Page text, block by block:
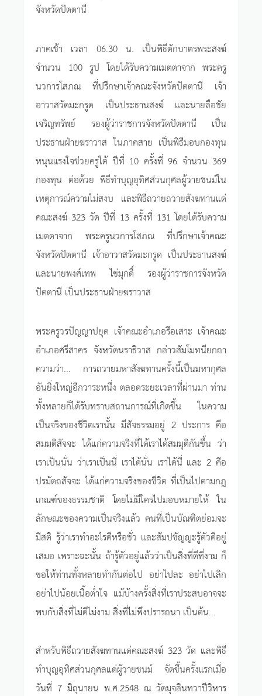
จังหวัดปัตตานี
ภาคเช้า เวลา 06.30 น. เป็นพิธีตักบาตรพระสงฆ์
จำนวน 100 รูป โดยได้รับความเมตตาจาก พระครู
นวการโสภณ ที่ปรึกษาเจ้าคณะจังหวัดปัตตานี เจ้า
อาวาสวัดมะกรูด เป็นประธานสงฆ์ และนายลือชัย
เจริญทรัพย์ รองผู้ว่าราชการจังหวัดปัตตานี เป็น
ประธานฝ่ายฆราวาส ในภาคสาย เป็นพิธีมอบกองทุน
หนุนแรงใจช่วยครูใต้ ปีที่ 10 ครั้งที่ 96 จำนวน 369
กองทุน ต่อด้วย พิธีทำบุญอุทิศส่วนกุศลผู้วายชนม์ใน
เหตุการณ์ความไม่สงบ และพิธีถวายถวายสังฆทานแด่
คณะสงฆ์ 323 วัด ปีที่ 13 ครั้งที่ 131 โดยได้รับความ
เมตตาจาก พระครูนวการโสภณ ที่ปรึกษาเจ้าคณะ
จังหวัดปัตตานี เจ้าอาวาสวัดมะกรูด เป็นประธานสงฆ์
และนายพงศ์เทพ ไข่มุกดิ์ รองผู้ว่าราชการจังหวัด
ปัตตานี เป็นประธานฝ่ายฆราวาส
พระครูวรปัญญาปยุต เจ้าคณะอำเภอรือเสาะ เจ้าคณะ
อำเภอศรีสาคร จังหวัดนราธิวาส กล่าวสัมโมทนียกถา
ความว่า... การถวายมหาสังฆทานครั้งนี้เป็นมหากุศล
อันยิ่งใหญ่อีกวาระหนึ่ง ตลอดระยะเวลาที่ผ่านมา ท่าน
ทั้งหลายก็ได้รับทราบสถานการณ์ที่เกิดขึ้น ในความ
เป็นจริงของชีวิตเรานั้น มีสัจธรรมอยู่ 2 ประการ คือ
สมมติสัจจะ ได้แก่ความจริงที่ได้เราได้สมมุติกันขึ้น ว่า
เราเป็นนั่น ว่าเราเป็นนี่ เราได้นั่น เราได้นี่ และ 2 คือ
ปรมัตถสัจจะ ได้แก่ความจริงของชีวิต ที่เป็นไปตามกฎ
เกณฑ์ของธรรมชาติ โดยไม่มีใครไปมอบหมายให้ ใน
ลักษณะของความเป็นจริงแล้ว คนที่เป็นบัณฑิตย่อมจะ
มีสติ รู้ว่าเราทำอะไรดีหรือชั่ว และสัมปชัญญะรู้ตัวดีอยู่
เสมอ เพราะฉะนั้น ถ้ารู้ตัวอยู่แล้วว่าเป็นสิ่งที่ดีที่งาม ก็
ขอให้ท่านทั้งหลายทำกันต่อไป อย่าไปละ อย่าไปเลิก
อย่าไปน้อยเนื้อต่ำใจ แม้บ้างครั้งสิ่งที่เราประสบอาจจะ
พบกับสิ่งที่ไม่ดีไม่งาม สิ่งที่ไม่พึงปรารถนา เป็นต้น...
สำหรับพิธีถวายสังฆทานแด่คณะสงฆ์ 323 วัด และพิธี
ทำบุญอุทิศส่วนกุศลแด่ผู้วายชนม์ จัดขึ้นครั้งแรกเมื่อ
วันที่ 7 มิถุนายน พ.ศ.2548 ณ วัดมุจลินทวาปีวิหาร